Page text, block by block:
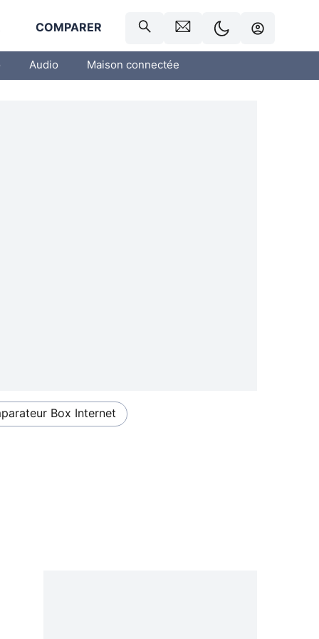
COMPARER
Audio Maison connectée
Box Internet